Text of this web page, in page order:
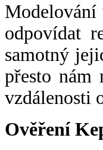
Modelování
odpovídat
samotný
přesto nám
vzdálenosti
Ověření